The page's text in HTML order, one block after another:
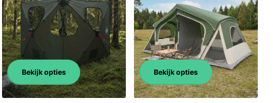
Bekijk opties Bekijk opties